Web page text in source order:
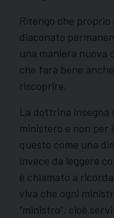
Ritengo che
diaconato
una maniera nuova
che farà bene
riscoprire.
La dottrina insegna
ministero e non per
questo come una
invece da leggere
è chiamato a
viva che ogni
“ministro”, cioè